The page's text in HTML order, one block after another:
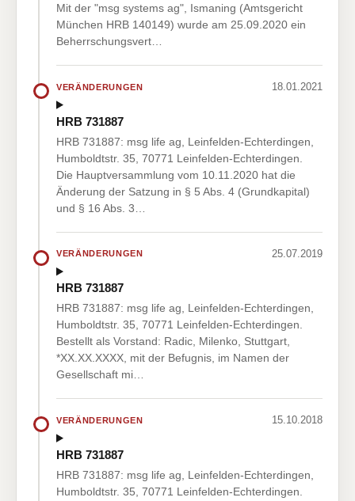
Mit der "msg systems ag", Ismaning (Amtsgericht
München HRB 140149) wurde am 25.09.2020 ein
Beherrschungsvert…
VERÄNDERUNGEN 18.01.2021
HRB 731887
HRB 731887: msg life ag, Leinfelden-Echterdingen,
Humboldtstr. 35, 70771 Leinfelden-Echterdingen.
Die Hauptversammlung vom 10.11.2020 hat die
Änderung der Satzung in § 5 Abs. 4 (Grundkapital)
und § 16 Abs. 3…
VERÄNDERUNGEN 25.07.2019
HRB 731887
HRB 731887: msg life ag, Leinfelden-Echterdingen,
Humboldtstr. 35, 70771 Leinfelden-Echterdingen.
Bestellt als Vorstand: Radic, Milenko, Stuttgart,
*XX.XX.XXXX, mit der Befugnis, im Namen der
Gesellschaft mi…
VERÄNDERUNGEN 15.10.2018
HRB 731887
HRB 731887: msg life ag, Leinfelden-Echterdingen,
Humboldtstr. 35, 70771 Leinfelden-Echterdingen.